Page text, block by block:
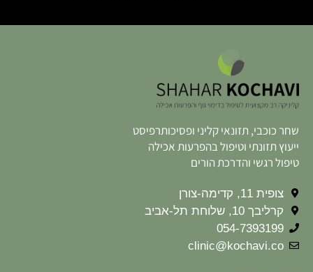
שחר כוכבי, תזונאי קליני ופסיכותרפיסט
ייעוץ תזונתי וטיפול בהפרעות אכילה
טיפול רגשי והדרכת הורים
צופית 11, קדימה-צורן
קרליבך 10, שלוחת תל-אביב
054-7393199
clinic@kochavi.co